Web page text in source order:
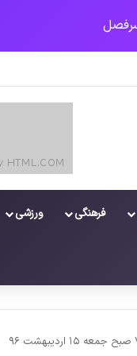
فرهنگی ورزشی